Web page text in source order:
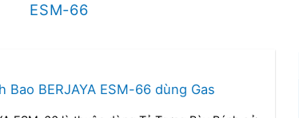
ESM-66
Bao BERJAYA ESM-66 dùng Gas